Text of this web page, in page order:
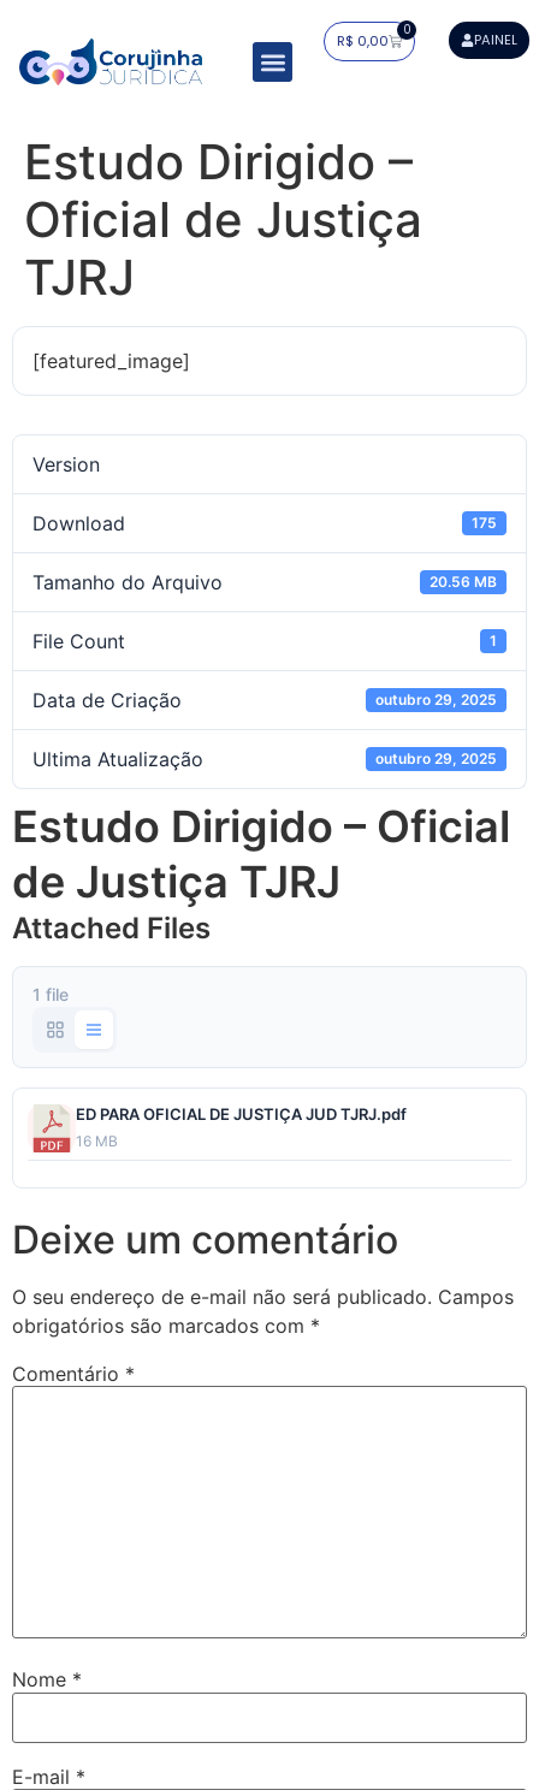
R$ 0,00
0
PAINEL
Estudo Dirigido –
Oficial de Justiça
TJRJ
[featured_image]
Version
Download 175
Tamanho do Arquivo 20.56 MB
File Count 1
Data de Criação outubro 29, 2025
Ultima Atualização outubro 29, 2025
Estudo Dirigido – Oficial
de Justiça TJRJ
Attached Files
1 file
ED PARA OFICIAL DE JUSTIÇA JUD TJRJ.pdf
16 MB
Deixe um comentário
O seu endereço de e-mail não será publicado. Campos
obrigatórios são marcados com *
Comentário *
Nome *
E-mail *